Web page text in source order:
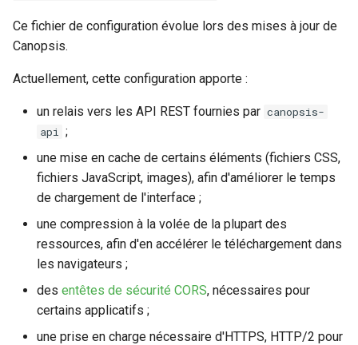
o
bases de données
des bases de données
Service Recorder
Moteur FIFO
Service Import Context
Moteur PBEHAVIOR
Connexion à Canopsis et à
ses composants
Prérequis des versions
Rabbitmq webui
Supervision
Troubleshooting
Engine-pbehavior
Engine-webhook
Swagger community
Swagger pro
L'enrichissement
corrélation
Météo des Services
Notifications vers un outil
tiers
Période de confirmation
les nouvelles alarmes
affichages via des
Widgets
Menu administration
Icônes
Import / export
Alias d’informations
Jetons d'authentification
Jobs
Indicateurs statistiques et
Menu exploitation
Règles Méta Alarmes (pro)
Règles de résolution
Règles SNMP (pro)
Menu notifications
Remediation
Services
Templates go
pour Canopsis
nokiansp2canopsis
Connecteur PRTG
Connecteur prometheus
Shinken
Canopsis (connector-
Ce fichier de configuration évolue lors des mises à jour de
Canopsis.
Actuellement, cette configuration apporte :
un relais vers les API REST fournies par canopsis-
api ;
une mise en cache de certains éléments (fichiers CSS,
fichiers JavaScript, images), afin d'améliorer le temps
de chargement de l'interface ;
une compression à la volée de la plupart des
ressources, afin d'en accélérer le téléchargement dans
les navigateurs ;
des entêtes de sécurité CORS, nécessaires pour
certains applicatifs ;
une prise en charge nécessaire d'HTTPS, HTTP/2 pour